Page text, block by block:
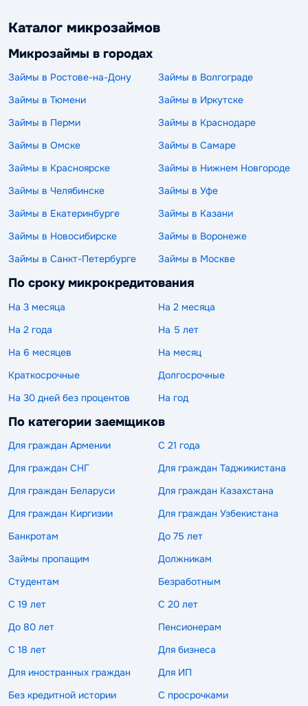
Каталог микрозаймов
Микрозаймы в городах
Займы в Ростове-на-Дону
Займы в Волгограде
Займы в Тюмени
Займы в Иркутске
Займы в Перми
Займы в Краснодаре
Займы в Омске
Займы в Самаре
Займы в Красноярске
Займы в Нижнем Новгороде
Займы в Челябинске
Займы в Уфе
Займы в Екатеринбурге
Займы в Казани
Займы в Новосибирске
Займы в Воронеже
Займы в Санкт-Петербурге
Займы в Москве
По сроку микрокредитования
На 3 месяца
На 2 месяца
На 2 года
На 5 лет
На 6 месяцев
На месяц
Краткосрочные
Долгосрочные
На 30 дней без процентов
На год
По категории заемщиков
Для граждан Армении
С 21 года
Для граждан СНГ
Для граждан Таджикистана
Для граждан Беларуси
Для граждан Казахстана
Для граждан Киргизии
Для граждан Узбекистана
Банкротам
До 75 лет
Займы пропащим
Должникам
Студентам
Безработным
С 19 лет
С 20 лет
До 80 лет
Пенсионерам
С 18 лет
Для бизнеса
Для иностранных граждан
Для ИП
Без кредитной истории
С просрочками